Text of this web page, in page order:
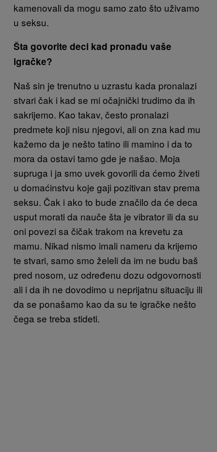
kamenovali da mogu samo zato što uživamo
u seksu.
Šta govorite deci kad pronađu vaše
igračke?
Naš sin je trenutno u uzrastu kada pronalazi
stvari čak i kad se mi očajnički trudimo da ih
sakrijemo. Kao takav, često pronalazi
predmete koji nisu njegovi, ali on zna kad mu
kažemo da je nešto tatino ili mamino i da to
mora da ostavi tamo gde je našao. Moja
supruga i ja smo uvek govorili da ćemo živeti
u domaćinstvu koje gaji pozitivan stav prema
seksu. Čak i ako to bude značilo da će deca
usput morati da nauče šta je vibrator ili da su
oni povezi sa čičak trakom na krevetu za
mamu. Nikad nismo imali nameru da krijemo
te stvari, samo smo želeli da im ne budu baš
pred nosom, uz određenu dozu odgovornosti
ali i da ih ne dovodimo u neprijatnu situaciju ili
da se ponašamo kao da su te igračke nešto
čega se treba stideti.